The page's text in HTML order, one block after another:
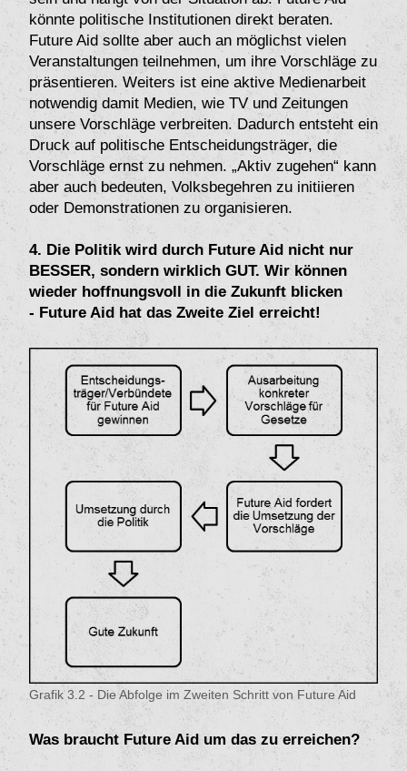
könnte politische Institutionen direkt beraten.
Future Aid sollte aber auch an möglichst vielen
Veranstaltungen teilnehmen, um ihre Vorschläge zu
präsentieren. Weiters ist eine aktive Medienarbeit
notwendig damit Medien, wie TV und Zeitungen
unsere Vorschläge verbreiten. Dadurch entsteht ein
Druck auf politische Entscheidungsträger, die
Vorschläge ernst zu nehmen. „Aktiv zugehen“ kann
aber auch bedeuten, Volksbegehren zu initiieren
oder Demonstrationen zu organisieren.
4. Die Politik wird durch Future Aid nicht nur
BESSER, sondern wirklich GUT. Wir können
wieder hoffnungsvoll in die Zukunft blicken
- Future Aid hat das Zweite Ziel erreicht!
Grafik 3.2 - Die Abfolge im Zweiten Schritt von Future Aid
Was braucht Future Aid um das zu erreichen?